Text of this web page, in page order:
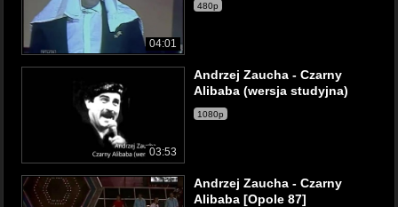
04:01
480p
03:53
Andrzej Zaucha - Czarny
Alibaba (wersja studyjna)
1080p
Andrzej Zaucha - Czarny
Alibaba [Opole 87]